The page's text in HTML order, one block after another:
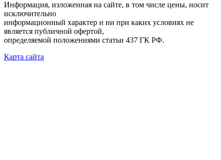
Информация, изложенная на сайте, в том числе цены, носит
исключительно
информационный характер и ни при каких условиях не
является публичной офертой,
определяемой положениями статьи 437 ГК РФ.
Карта сайта